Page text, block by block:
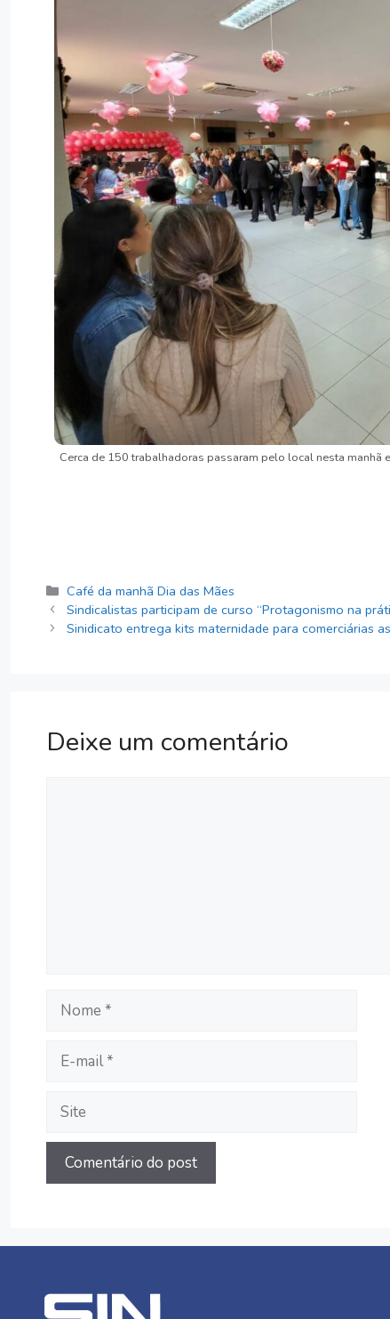
Cerca de 150 trabalhadoras passaram pelo local nesta manhã
Categorias
Café da manhã Dia das Mães
Sindicalistas participam de curso “Protagonismo na
Sinidicato entrega kits maternidade para comerciárias
Deixe um comentário
Nome
mail
Site